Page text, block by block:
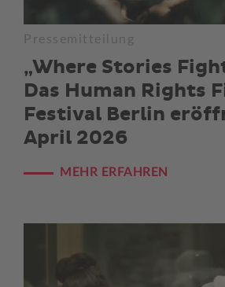
Pressemitteilung
„Where Stories
Das Human Rights
Festival Berlin
April 2026
MEHR ERFAHREN